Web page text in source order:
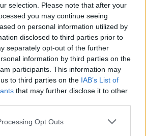
selection. Please note that after your
you may continue seeing
on personal information utilized by
disclosed to third parties prior to
separately opt-out of the further
information by third parties on the
participants. This information may
to third parties on the IAB’s List of
that may further disclose it to other
app uses one or more Google
Opt Outs